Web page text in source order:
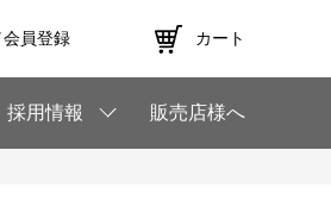
会員登録 カート
採用情報 販売店様へ